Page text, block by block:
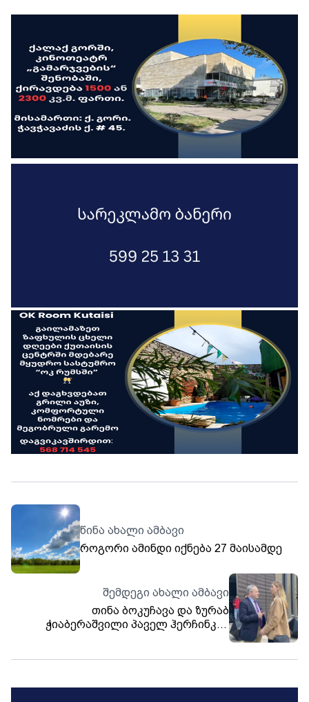
წინა ახალი ამბავი
როგორი ამინდი იქნება 27 მაისამდე
შემდეგი ახალი ამბავი
თინა ბოკუჩავა და ზურაბ
ჭიაბერაშვილი პაველ ჰერჩინკის